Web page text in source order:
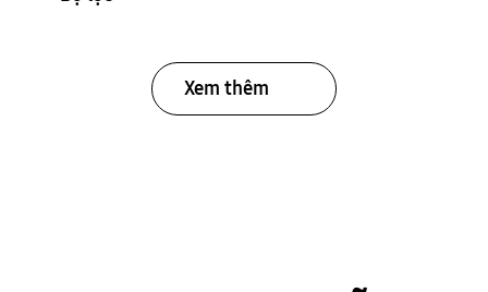
Xem thêm